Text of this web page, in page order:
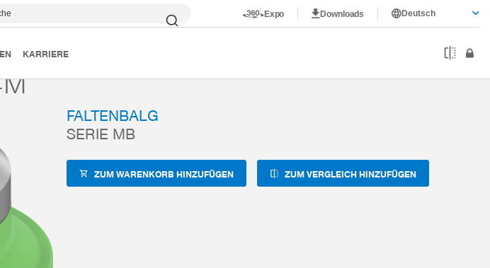
Expo Downloads Deutsch
KARRIERE
Serie MB MB-TB1-60-PU-14M
FALTENBALG
SERIE MB
ZUM WARENKORB HINZUFÜGEN ZUM VERGLEICH HINZUFÜGEN